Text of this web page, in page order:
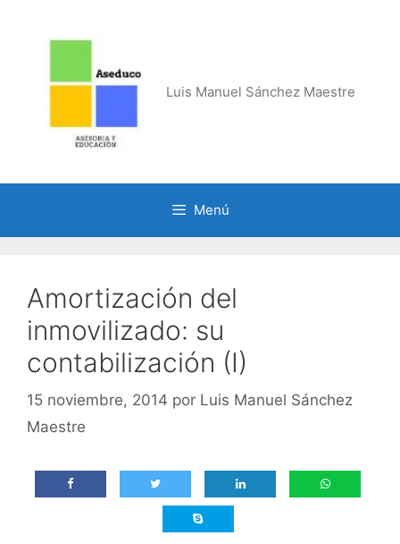
Luis Manuel Sánchez Maestre
Menú
Amortización del
inmovilizado: su
contabilización (I)
15 noviembre, 2014 por Luis Manuel Sánchez
Maestre